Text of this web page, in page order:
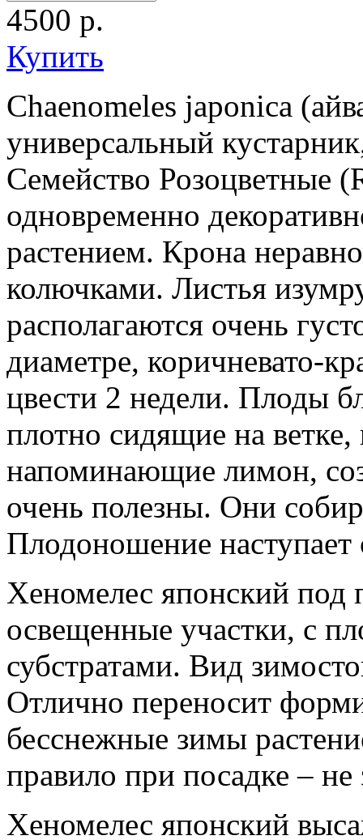
4500 р.
Купить
Chaenomeles japonica
универсальный
Семейство Розоцветные
одновременно
растением. Крона
колючками. Листья
располагаются очень
диаметре, коричневато-
цвести 2 недели. Плоды
плотно сидящие на
напоминающие лимон,
очень полезны. Они
Плодоношение наступает
Хеномелес японский под
освещенные участки, с
субстратами. Вид
Отлично переносит
бесснежные зимы
правило при посадке –
Хеномелес японский